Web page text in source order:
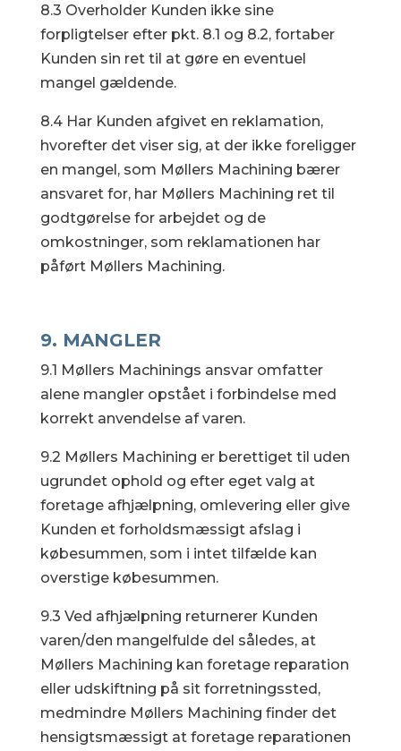
8.3 Overholder Kunden ikke sine
forpligtelser efter pkt. 8.1 og 8.2, fortaber
Kunden sin ret til at gøre en eventuel
mangel gældende.
8.4 Har Kunden afgivet en reklamation,
hvorefter det viser sig, at der ikke foreligger
en mangel, som Møllers Machining bærer
ansvaret for, har Møllers Machining ret til
godtgørelse for arbejdet og de
omkostninger, som reklamationen har
påført Møllers Machining.
9. MANGLER
9.1 Møllers Machinings ansvar omfatter
alene mangler opstået i forbindelse med
korrekt anvendelse af varen.
9.2 Møllers Machining er berettiget til uden
ugrundet ophold og efter eget valg at
foretage afhjælpning, omlevering eller give
Kunden et forholdsmæssigt afslag i
købesummen, som i intet tilfælde kan
overstige købesummen.
9.3 Ved afhjælpning returnerer Kunden
varen/den mangelfulde del således, at
Møllers Machining kan foretage reparation
eller udskiftning på sit forretningssted,
medmindre Møllers Machining finder det
hensigtsmæssigt at foretage reparationen